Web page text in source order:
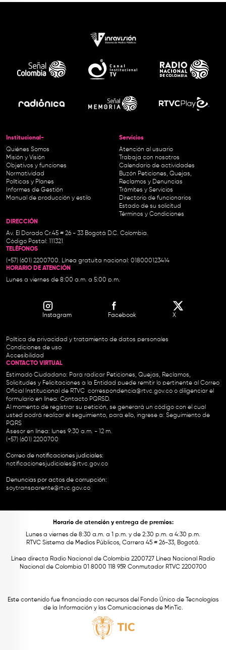
Institucional-
Quiénes Somos
Misión y Visión
Objetivos y funciones
Normatividad
Políticas y Planes
Informes de Gestión
Manual de producción y estilo
Servicios
Atención al usuario
Trabaja con nosotros
Calendario de actividades
Buzón Peticiones, Quejas,
Reclamos y Denuncias
Trámites y Servicios
Directorio de funcionarios
Estado de su solicitud
Términos y Condiciones
DIRECCIÓN
Av. El Dorado Cr.45 # 26 - 33 Bogotá D.C. Colombia.
Código Postal: 111321
TELÉFONOS
(+57) (601) 2200700. Línea gratuita nacional: 018000123414
HORARIO DE ATENCIÓN
Lunes a viernes de 8:00 a.m. a 5:00 p.m.
Instagram Facebook X
Política de privacidad y tratamiento de datos personales
Condiciones de uso
Accesibilidad
CONTACTO VIRTUAL
Estimado Ciudadano: Para radicar Peticiones, Quejas, Reclamos,
Solicitudes y Felicitaciones a la Entidad puede remitir lo pertinente al Correo
Oficial Institucional de RTVC correspondencia@rtvc.gov.co o diligenciar el
formulario en línea: Contacto PQRSD.
Al momento de registrar su petición, se generará un código con el cual
usted podrá realizar el seguimiento, para ello, ingrese a: Seguimiento de
PQRS
Asesor en línea: lunes 9:30 a.m. - 12 m.
(+57) (601) 2200700
Correo de notificaciones judiciales:
notificacionesjudiciales@rtvc.gov.co
Denuncias por actos de corrupción:
soytransparente@rtvc.gov.co
Horario de atención y entrega de premios:
Lunes a viernes de 8:30 a.m. a 1 p.m. y de 2:30 p.m. a 4:30 p.m.
RTVC Sistema de Medios Públicos, Carrera 45 # 26-33, Bogotá.
Línea directa Radio Nacional de Colombia 2200727 Línea Nacional Radio
Nacional de Colombia 01 8000 118 959. Conmutador RTVC 2200700
Este contenido fue financiado con recursos del Fondo Único de Tecnologías
de la Información y las Comunicaciones de MinTic.